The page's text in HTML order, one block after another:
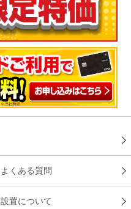
よくある質問
設置について